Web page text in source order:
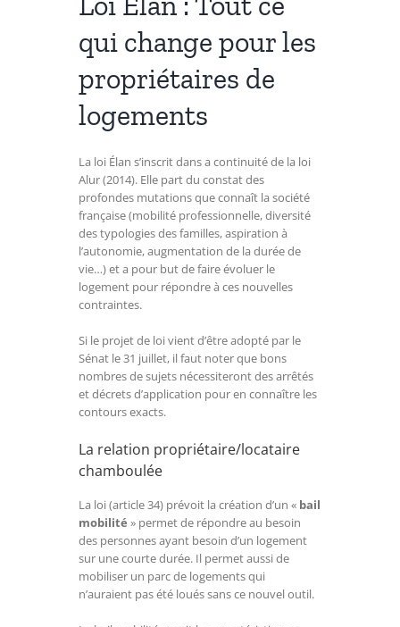
qui change pour les
propriétaires de
logements
La loi Élan s’inscrit dans a continuité de la loi
Alur (2014). Elle part du constat des
profondes mutations que connaît la société
française (mobilité professionnelle, diversité
des typologies des familles, aspiration à
l’autonomie, augmentation de la durée de
vie…) et a pour but de faire évoluer le
logement pour répondre à ces nouvelles
contraintes.
Si le projet de loi vient d’être adopté par le
Sénat le 31 juillet, il faut noter que bons
nombres de sujets nécessiteront des arrêtés
et décrets d’application pour en connaître les
contours exacts.
La relation propriétaire/locataire
chamboulée
La loi (article 34) prévoit la création d’un « bail
mobilité » permet de répondre au besoin
des personnes ayant besoin d’un logement
sur une courte durée. Il permet aussi de
mobiliser un parc de logements qui
n’auraient pas été loués sans ce nouvel outil.